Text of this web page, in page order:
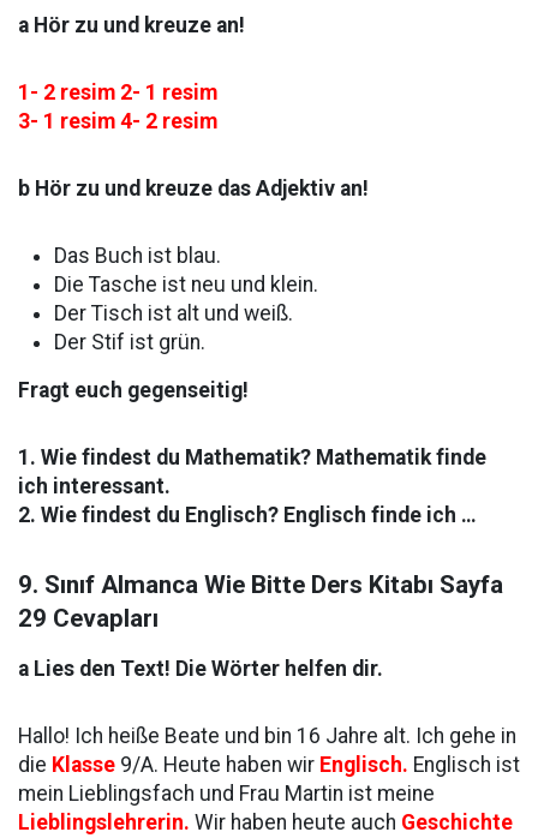
a Hör zu und kreuze an!
1- 2 resim 2- 1 resim
3- 1 resim 4- 2 resim
b Hör zu und kreuze das Adjektiv an!
Das Buch ist blau.
Die Tasche ist neu und klein.
Der Tisch ist alt und weiß.
Der Stif ist grün.
Fragt euch gegenseitig!
1. Wie findest du Mathematik? Mathematik finde
ich interessant.
2. Wie findest du Englisch? Englisch finde ich …
9. Sınıf Almanca Wie Bitte Ders Kitabı Sayfa
29 Cevapları
a Lies den Text! Die Wörter helfen dir.
Hallo! Ich heiße Beate und bin 16 Jahre alt. Ich gehe in
die Klasse 9/A. Heute haben wir Englisch. Englisch ist
mein Lieblingsfach und Frau Martin ist meine
Lieblingslehrerin. Wir haben heute auch Geschichte